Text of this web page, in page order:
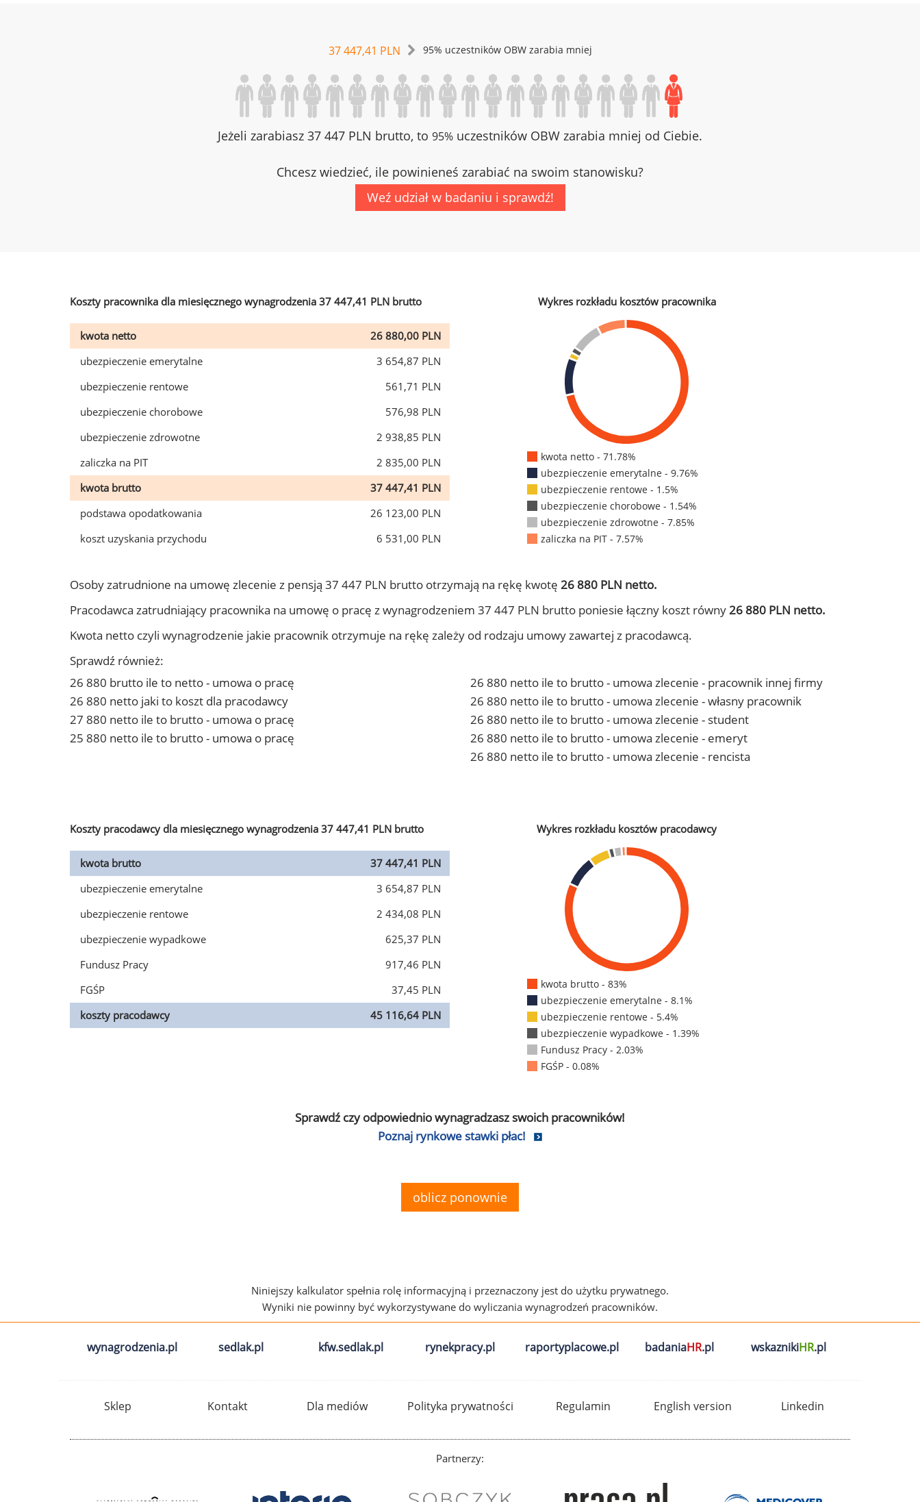
37 447,41 PLN 95% uczestników OBW zarabia mniej
Jeżeli zarabiasz 37 447 PLN brutto, to 95% uczestników OBW zarabia mniej od Ciebie.
Chcesz wiedzieć, ile powinieneś zarabiać na swoim stanowisku?
Weź udział w badaniu i sprawdź!
Koszty pracownika dla miesięcznego wynagrodzenia 37 447,41 PLN brutto
kwota netto
26 880,00 PLN
ubezpieczenie emerytalne
3 654,87 PLN
ubezpieczenie rentowe
561,71 PLN
ubezpieczenie chorobowe
576,98 PLN
ubezpieczenie zdrowotne
2 938,85 PLN
zaliczka na PIT
2 835,00 PLN
kwota brutto
37 447,41 PLN
podstawa opodatkowania
26 123,00 PLN
koszt uzyskania przychodu
6 531,00 PLN
Wykres rozkładu kosztów pracownika
kwota netto - 71.78%
ubezpieczenie emerytalne - 9.76%
ubezpieczenie rentowe - 1.5%
ubezpieczenie chorobowe - 1.54%
ubezpieczenie zdrowotne - 7.85%
zaliczka na PIT - 7.57%
Osoby zatrudnione na umowę zlecenie z pensją 37 447 PLN brutto otrzymają na rękę kwotę 26 880 PLN netto.
Pracodawca zatrudniający pracownika na umowę o pracę z wynagrodzeniem 37 447 PLN brutto poniesie łączny koszt równy26 880 PLN netto.
Kwota netto czyli wynagrodzenie jakie pracownik otrzymuje na rękę zależy od rodzaju umowy zawartej z pracodawcą.
Sprawdź również:
26 880 brutto ile to netto - umowa o pracę
26 880 netto jaki to koszt dla pracodawcy
27 880 netto ile to brutto - umowa o pracę
25 880 netto ile to brutto - umowa o pracę
26 880 netto ile to brutto - umowa zlecenie - pracownik innej firmy
26 880 netto ile to brutto - umowa zlecenie - własny pracownik
26 880 netto ile to brutto - umowa zlecenie - student
26 880 netto ile to brutto - umowa zlecenie - emeryt
26 880 netto ile to brutto - umowa zlecenie - rencista
Koszty pracodawcy dla miesięcznego wynagrodzenia 37 447,41 PLN brutto
kwota brutto
37 447,41 PLN
ubezpieczenie emerytalne
3 654,87 PLN
ubezpieczenie rentowe
2 434,08 PLN
ubezpieczenie wypadkowe
625,37 PLN
Fundusz Pracy
917,46 PLN
FGŚP
37,45 PLN
koszty pracodawcy
45 116,64 PLN
Wykres rozkładu kosztów pracodawcy
kwota brutto - 83%
ubezpieczenie emerytalne - 8.1%
ubezpieczenie rentowe - 5.4%
ubezpieczenie wypadkowe - 1.39%
Fundusz Pracy - 2.03%
FGŚP - 0.08%
Sprawdź czy odpowiednio wynagradzasz swoich pracowników!
Poznaj rynkowe stawki płac!
oblicz ponownie
Niniejszy kalkulator spełnia rolę informacyjną i przeznaczony jest do użytku prywatnego.
Wyniki nie powinny być wykorzystywane do wyliczania wynagrodzeń pracowników.
wynagrodzenia.pl sedlak.pl kfw.sedlak.pl rynekpracy.pl raportyplacowe.pl badaniaHR.pl wskaznikiHR.pl
Sklep Kontakt Dla mediów Polityka prywatności Regulamin English version Linkedin
Partnerzy: